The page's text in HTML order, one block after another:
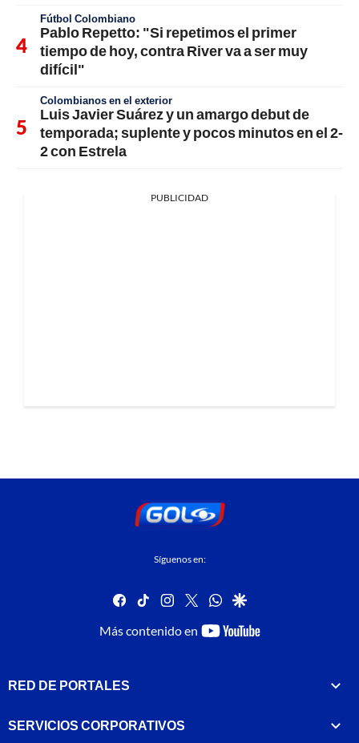
Fútbol Colombiano
Pablo Repetto: "Si repetimos el primer
tiempo de hoy, contra River va a ser muy
difícil"
Colombianos en el exterior
Luis Javier Suárez y un amargo debut de
temporada; suplente y pocos minutos en el 2-
2 con Estrela
PUBLICIDAD
Síguenos en:
facebook
tiktok instagram
twitterwhatsapp
google
Más contenido en
youtube-
RED DE PORTALES
SERVICIOS CORPORATIVOS